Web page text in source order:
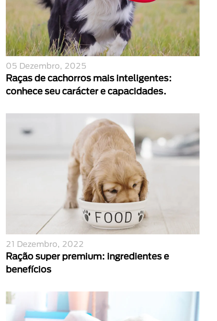
05 Dezembro, 2025
Raças de cachorros mais inteligentes:
conhece seu carácter e capacidades.
21 Dezembro, 2022
Ração super premium: ingredientes e
benefícios